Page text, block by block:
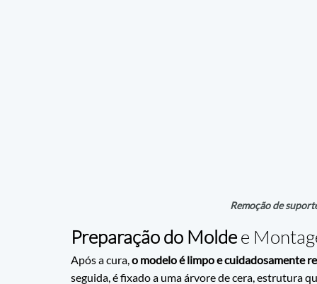
Remoção de
Preparação do Molde e
Após a cura, o modelo é limpo e cuidadosamente
seguida, é fixado a uma árvore de cera, estrutura